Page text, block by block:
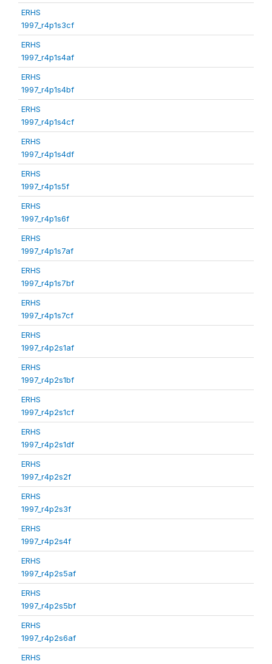
ERHS
1997_r4p1s3cf
ERHS
1997_r4p1s4af
ERHS
1997_r4p1s4bf
ERHS
1997_r4p1s4cf
ERHS
1997_r4p1s4df
ERHS
1997_r4p1s5f
ERHS
1997_r4p1s6f
ERHS
1997_r4p1s7af
ERHS
1997_r4p1s7bf
ERHS
1997_r4p1s7cf
ERHS
1997_r4p2s1af
ERHS
1997_r4p2s1bf
ERHS
1997_r4p2s1cf
ERHS
1997_r4p2s1df
ERHS
1997_r4p2s2f
ERHS
1997_r4p2s3f
ERHS
1997_r4p2s4f
ERHS
1997_r4p2s5af
ERHS
1997_r4p2s5bf
ERHS
1997_r4p2s6af
ERHS